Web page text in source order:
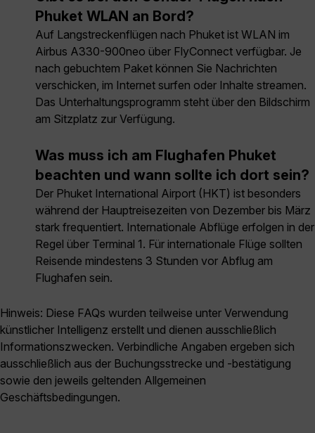
Phuket WLAN an Bord?
Auf Langstreckenflügen nach Phuket ist WLAN im
Airbus A330-900neo über FlyConnect verfügbar. Je
nach gebuchtem Paket können Sie Nachrichten
verschicken, im Internet surfen oder Inhalte streamen.
Das Unterhaltungsprogramm steht über den Bildschirm
am Sitzplatz zur Verfügung.
Was muss ich am Flughafen Phuket
beachten und wann sollte ich dort sein?
Der Phuket International Airport (HKT) ist besonders
während der Hauptreisezeiten von Dezember bis März
stark frequentiert. Internationale Abflüge erfolgen in der
Regel über Terminal 1. Für internationale Flüge sollten
Reisende mindestens 3 Stunden vor Abflug am
Flughafen sein.
Hinweis: Diese FAQs wurden teilweise unter Verwendung
künstlicher Intelligenz erstellt und dienen ausschließlich
Informationszwecken. Verbindliche Angaben ergeben sich
ausschließlich aus der Buchungsstrecke und -bestätigung
sowie den jeweils geltenden Allgemeinen
Geschäftsbedingungen.